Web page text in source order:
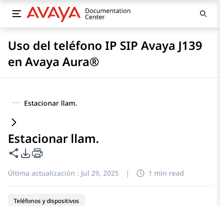
Uso del teléfono IP SIP Avaya J139
en Avaya Aura®
··· Estacionar llam.
Estacionar llam.
Compartir esta página
Opciones de exportación de PDF
Última actualización : Jul 29, 2025 | 1 min read
Teléfonos y dispositivos